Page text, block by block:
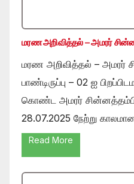
மரண அறிவித்தல் – அமரர்
மரண அறிவித்தல் – அமரர்
பாண்டிருப்பு – 02 ஐ
கொண்ட அமரர்
28.07.2025 நேற்று
Read More